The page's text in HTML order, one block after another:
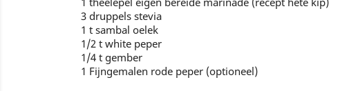
3 druppels stevia
1 t sambal oelek
1/2 t white peper
1/4 t gember
1 Fijngemalen rode peper (optioneel)